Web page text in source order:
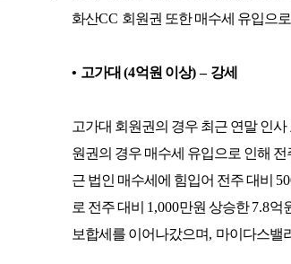
화산CC 회원권 또한 매수세 유입으
• 고가대 (4억원 이상)– 강세
고가대 회원권의 경우 최근 연말 인
원권의 경우 매수세 유입으로 인해 전
근 법인 매수세에 힘입어 전주 대비
로 전주 대비 1,000만원 상승한7.8억
보합세를 이어나갔으며, 마이다스밸